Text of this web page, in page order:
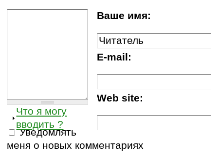
Ваше имя:
E-mail:
Web site:
Что я могу
вводить ?
Уведомлять
меня о новых комментариях